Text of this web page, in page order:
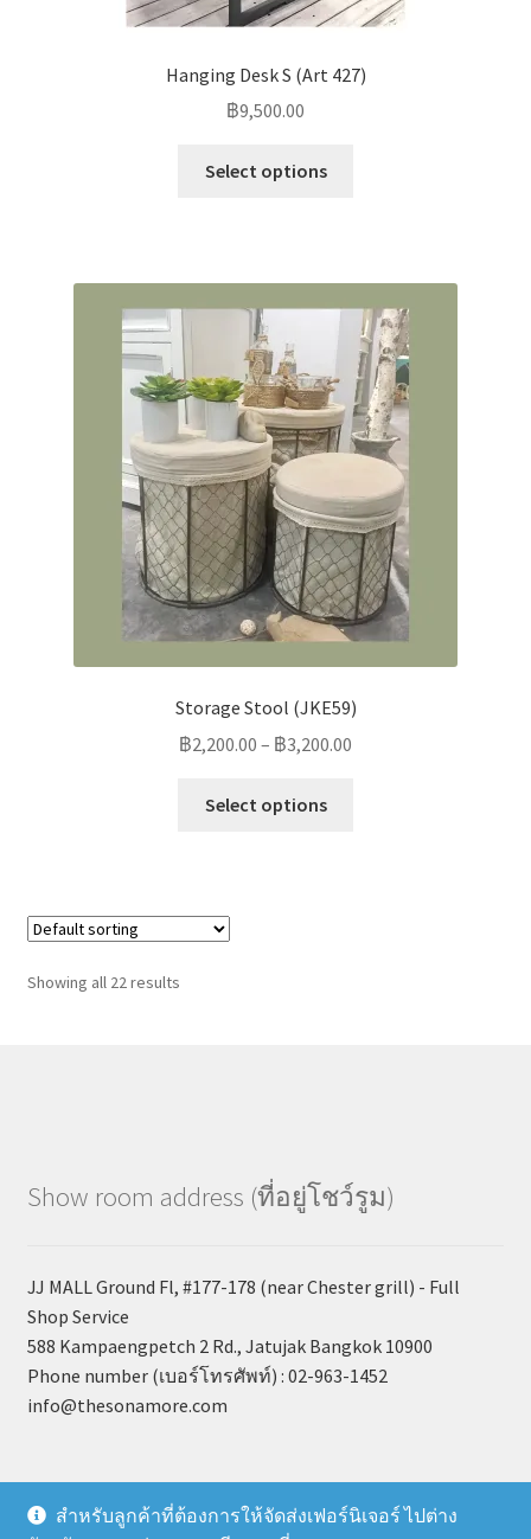
Hanging Desk S (Art 427)
฿9,500.00
Select options
Storage Stool (JKE59)
฿2,200.00 – ฿3,200.00
Select options
Showing all 22 results
Show room address (ที่อยู่โชว์รูม)
JJ MALL Ground Fl, #177-178 (near Chester grill) - Full
Shop Service
588 Kampaengpetch 2 Rd., Jatujak Bangkok 10900
Phone number (เบอร์โทรศัพท์) : 02-963-1452
info@thesonamore.com
สำหรับลูกค้าที่ต้องการให้จัดส่งเฟอร์นิเจอร์ ไปต่าง